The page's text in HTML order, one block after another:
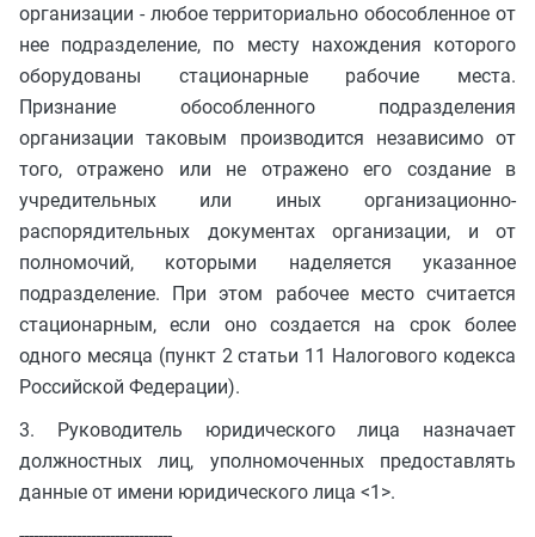
организации - любое территориально обособленное от
нее подразделение, по месту нахождения которого
оборудованы стационарные рабочие места.
Признание обособленного подразделения
организации таковым производится независимо от
того, отражено или не отражено его создание в
учредительных или иных организационно-
распорядительных документах организации, и от
полномочий, которыми наделяется указанное
подразделение. При этом рабочее место считается
стационарным, если оно создается на срок более
одного месяца (пункт 2 статьи 11 Налогового кодекса
Российской Федерации).
3. Руководитель юридического лица назначает
должностных лиц, уполномоченных предоставлять
данные от имени юридического лица <1>.